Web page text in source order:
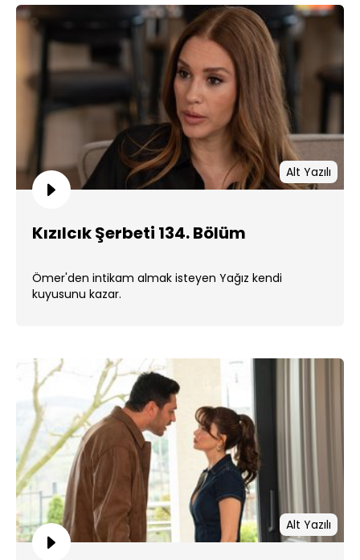
Alt Yazılı
Kızılcık Şerbeti 134. Bölüm
Ömer'den intikam almak isteyen Yağız kendi
kuyusunu kazar.
Alt Yazılı